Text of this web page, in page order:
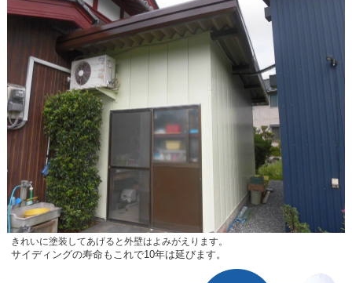
きれいに塗装してあげると外壁はよみがえります。
サイディングの寿命もこれで10年は延びます。